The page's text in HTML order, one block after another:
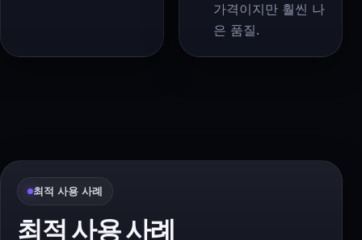
가격이지만 훨씬 나
은 품질.
최적 사용 사례
최적 사용 사례